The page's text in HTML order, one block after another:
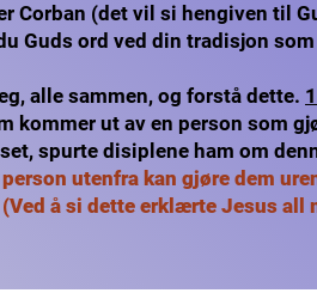
Corban (det vil si hengiven til
Guds ord ved din tradisjon
alle sammen, og forstå dette.
kommer ut av en person som
spurte disiplene ham om
utenfra kan gjøre dem
å si dette erklærte Jesus all